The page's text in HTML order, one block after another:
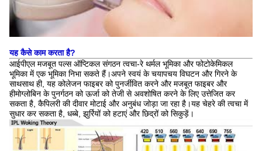
यह कैसे काम करता है?
आईपीएल मजबूत पल्स ऑप्टिकल संगठन त्वचा-रे थर्मल भूमिका और फोटोकेमिकल
भूमिका में एक भूमिका निभा सकते हैं।अपने स्वयं के चयापचय विघटन और गिरने के
साथसाथ ही, यह कोलेजन फाइबर को पुनर्जीवित करने और मजबूत फाइबर और
हीमोग्लोबिन के पुनर्गठन को ऊर्जा को तेजी से अवशोषित करने के लिए उत्तेजित कर
सकता है, कैपिलरी की दीवार मोटाई और अनुबंध जोड़ा जा रहा है।यह चेहरे की त्वचा में
सुधार कर सकता है, धब्बे, झुर्रियों को हटाएं और छिद्रों को सिकुड़ें।